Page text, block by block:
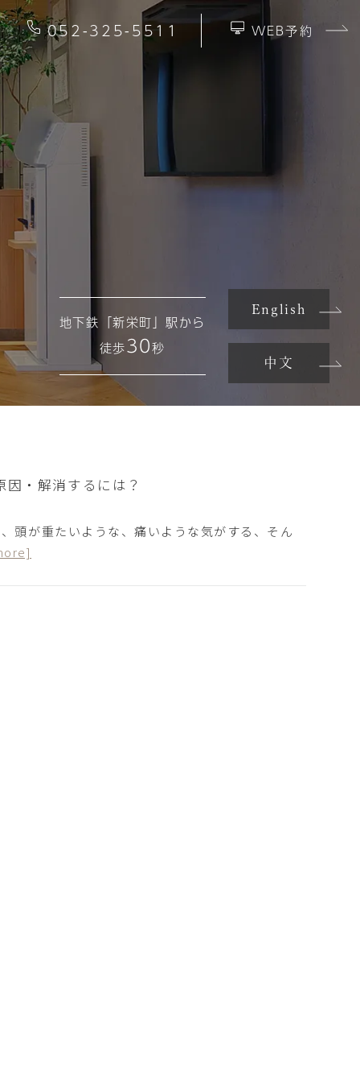
052-325-5511 WEB予約
地下鉄「新栄町」駅から
徒歩30秒
English
中文
・解消するには？
頭が重たいような、痛いような気がする、そん